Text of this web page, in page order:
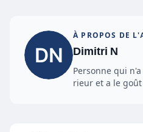
À PROPOS DE
Dimitri N
Personne qui
rieur et a le